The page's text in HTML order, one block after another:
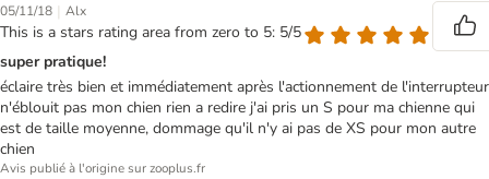
05/11/18 | Alx
This is a stars rating area from zero to 5: 5/5
super pratique!
éclaire très bien et immédiatement après l'actionnement de l'interrupteur
n'éblouit pas mon chien rien a redire j'ai pris un S pour ma chienne qui
est de taille moyenne, dommage qu'il n'y ai pas de XS pour mon autre
chien
Avis publié à l'origine sur zooplus.fr